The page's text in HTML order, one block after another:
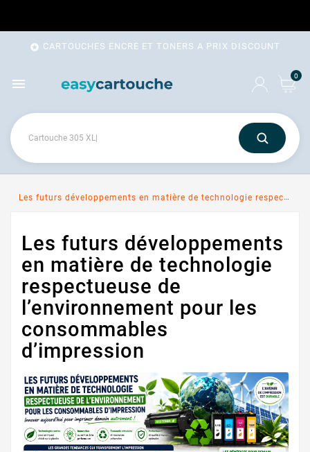
 CARTOUCHES ENCRE ET TONERS A PRIX DISCOUNT
 0
Les futurs développements en matière de technologie respectueuse de l’environnement pour les consommables d’impression
Les futurs développements
en matière de technologie
respectueuse de
l’environnement pour les
consommables
d’impression